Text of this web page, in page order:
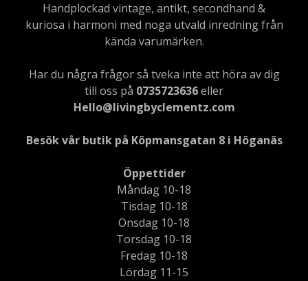
Handplockad vintage, antikt, secondhand &
kuriosa i harmoni med noga utvald inredning från
kända varumärken.
Har du några frågor så tveka inte att höra av dig
till oss på 0735723636eller
Hello@livingbyclementz.com
Besök vår butik på Köpmansgatan 8 i Höganäs
Öppettider
Måndag 10-18
Tisdag 10-18
Onsdag 10-18
Torsdag 10-18
Fredag 10-18
Lördag 11-15